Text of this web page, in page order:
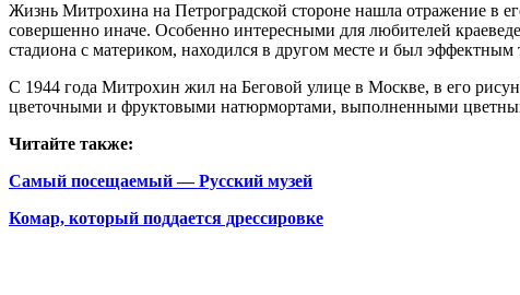
Жизнь Митрохина на Петроградской стороне нашла отражение в
совершенно иначе. Особенно интересными для любителей
стадиона с материком, находился в другом месте и был эффектным
С 1944 года Митрохин жил на Беговой улице в Москве, в его
цветочными и фруктовыми натюрмортами, выполненными
Читайте также:
Самый посещаемый — Русский музей
Комар, который поддается дрессировке